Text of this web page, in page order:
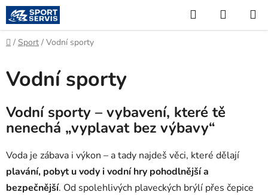
Přejít
na
obsah
Hledat
KOŠÍK
Domů
/ Sport / Vodní sporty
Vodní sporty
Vodní sporty – vybavení, které tě
nenechá „vyplavat bez výbavy“
Voda je zábava i výkon – a tady najdeš věci, které dělají
plavání, pobyt u vody i vodní hry pohodlnější a
bezpečnější. Od spolehlivých plaveckých brýlí přes čepice